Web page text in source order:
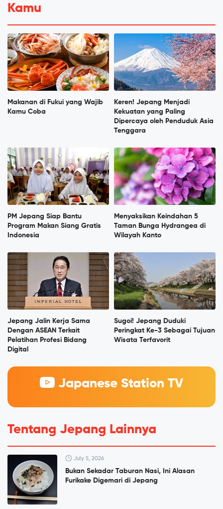
Kamu
Makanan di Fukui yang Wajib
Kamu Coba
Keren! Jepang Menjadi
Kekuatan yang Paling
Dipercaya oleh Penduduk Asia
Tenggara
PM Jepang Siap Bantu
Program Makan Siang Gratis
Indonesia
Menyaksikan Keindahan 5
Taman Bunga Hydrangea di
Wilayah Kanto
Jepang Jalin Kerja Sama
Dengan ASEAN Terkait
Pelatihan Profesi Bidang
Digital
Sugoi! Jepang Duduki
Peringkat Ke-3 Sebagai Tujuan
Wisata Terfavorit
Japanese Station TV
Tentang Jepang Lainnya
July 5, 2026
Bukan Sekadar Taburan Nasi, Ini Alasan
Furikake Digemari di Jepang